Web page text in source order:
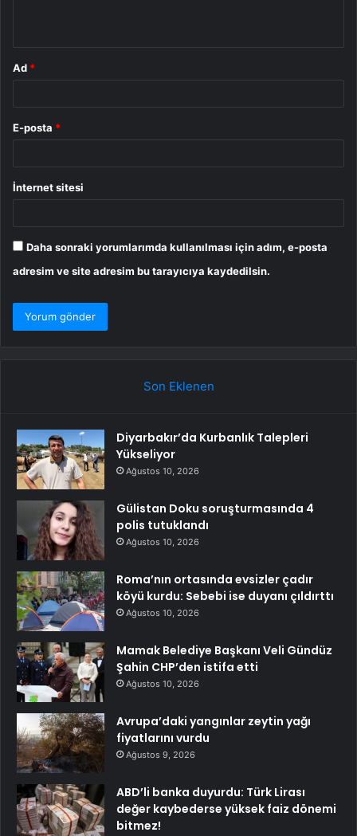
Ad *
E-posta *
İnternet sitesi
Daha sonraki yorumlarımda kullanılması için adım, e-posta
adresim ve site adresim bu tarayıcıya kaydedilsin.
Son Eklenen
Diyarbakır’da Kurbanlık Talepleri
Yükseliyor
Ağustos 10, 2026
Gülistan Doku soruşturmasında 4
polis tutuklandı
Ağustos 10, 2026
Roma’nın ortasında evsizler çadır
köyü kurdu: Sebebi ise duyanı çıldırttı
Ağustos 10, 2026
Mamak Belediye Başkanı Veli Gündüz
Şahin CHP’den istifa etti
Ağustos 10, 2026
Avrupa’daki yangınlar zeytin yağı
fiyatlarını vurdu
Ağustos 9, 2026
ABD’li banka duyurdu: Türk Lirası
değer kaybederse yüksek faiz dönemi
bitmez!